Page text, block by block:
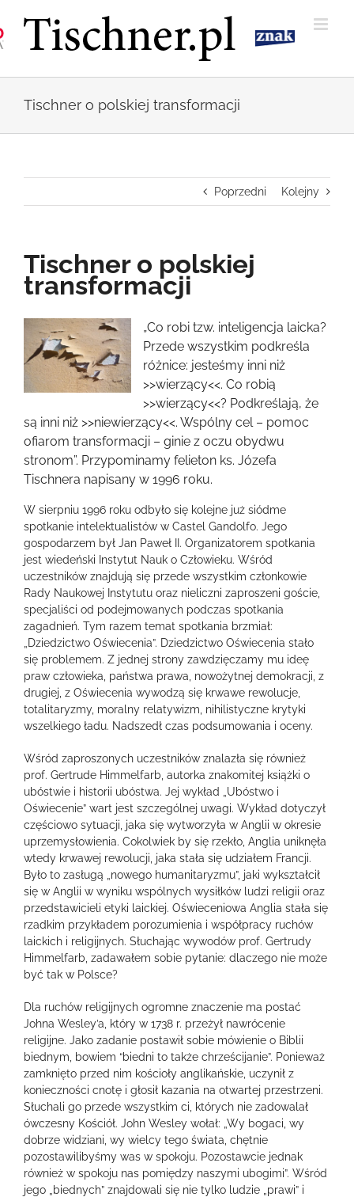
zawartości
Tischner o polskiej transformacji
Poprzedni Kolejny
Tischner o polskiej
transformacji
Pokaż
większy
obrazek
„Co robi tzw. inteligencja laicka?
Przede wszystkim podkreśla
różnice: jesteśmy inni niż
>>wierzący<<. Co robią
>>wierzący<<? Podkreślają, że
są inni niż >>niewierzący<<. Wspólny cel – pomoc
ofiarom transformacji – ginie z oczu obydwu
stronom”. Przypominamy felieton ks. Józefa
Tischnera napisany w 1996 roku.
W sierpniu 1996 roku odbyło się kolejne już siódme
spotkanie intelektualistów w Castel Gandolfo. Jego
gospodarzem był Jan Paweł II. Organizatorem spotkania
jest wiedeński Instytut Nauk o Człowieku. Wśród
uczestników znajdują się przede wszystkim członkowie
Rady Naukowej Instytutu oraz nieliczni zaproszeni goście,
specjaliści od podejmowanych podczas spotkania
zagadnień. Tym razem temat spotkania brzmiał:
„Dziedzictwo Oświecenia”. Dziedzictwo Oświecenia stało
się problemem. Z jednej strony zawdzięczamy mu ideę
praw człowieka, państwa prawa, nowożytnej demokracji, z
drugiej, z Oświecenia wywodzą się krwawe rewolucje,
totalitaryzmy, moralny relatywizm, nihilistyczne krytyki
wszelkiego ładu. Nadszedł czas podsumowania i oceny.
Wśród zaproszonych uczestników znalazła się również
prof. Gertrude Himmelfarb, autorka znakomitej książki o
ubóstwie i historii ubóstwa. Jej wykład „Ubóstwo i
Oświecenie” wart jest szczególnej uwagi. Wykład dotyczył
częściowo sytuacji, jaka się wytworzyła w Anglii w okresie
uprzemysłowienia. Cokolwiek by się rzekło, Anglia uniknęła
wtedy krwawej rewolucji, jaka stała się udziałem Francji.
Było to zasługą „nowego humanitaryzmu”, jaki wykształcił
się w Anglii w wyniku wspólnych wysiłków ludzi religii oraz
przedstawicieli etyki laickiej. Oświeceniowa Anglia stała się
rzadkim przykładem porozumienia i współpracy ruchów
laickich i religijnych. Słuchając wywodów prof. Gertrudy
Himmelfarb, zadawałem sobie pytanie: dlaczego nie może
być tak w Polsce?
Dla ruchów religijnych ogromne znaczenie ma postać
Johna Wesley’a, który w 1738 r. przeżył nawrócenie
religijne. Jako zadanie postawił sobie mówienie o Biblii
biednym, bowiem “biedni to także chrześcijanie”. Ponieważ
zamknięto przed nim kościoły anglikańskie, uczynił z
konieczności cnotę i głosił kazania na otwartej przestrzeni.
Słuchali go przede wszystkim ci, których nie zadowalał
ówczesny Kościół. John Wesley wołał: „Wy bogaci, wy
dobrze widziani, wy wielcy tego świata, chętnie
pozostawilibyśmy was w spokoju. Pozostawcie jednak
również w spokoju nas pomiędzy naszymi ubogimi”. Wśród
jego „biednych” znajdowali się nie tylko ludzie „prawi” i